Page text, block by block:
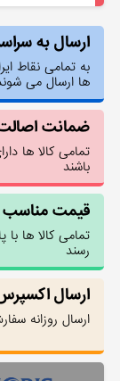
ارسال به
به تمامی نقاط
ها ارسال می
ضمانت
تمامی کالا ها
باشند
قیمت مناسب
تمامی کالا ها
رسند
ارسال
ارسال روزانه